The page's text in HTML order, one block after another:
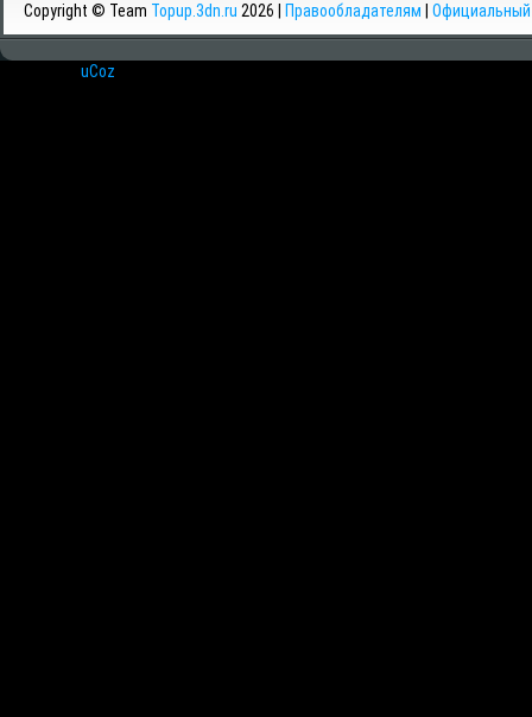
Copyright © Team Topup.3dn.ru 2026 | Правообладателям Официальный
uCoz